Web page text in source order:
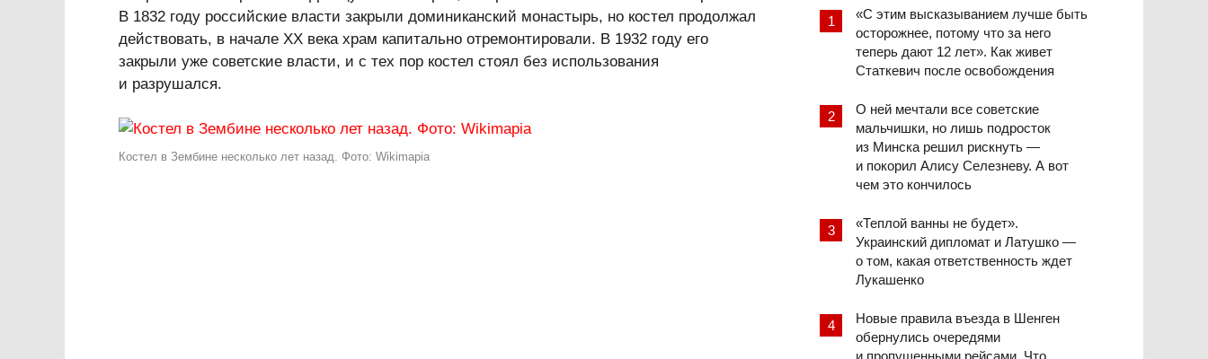
«С этим высказыванием лучше быть
осторожнее, потому что за него
теперь дают 12 лет». Как живет
Статкевич после освобождения
О ней мечтали все советские
мальчишки, но лишь подросток
из Минска решил рискнуть —
и покорил Алису Селезневу. А вот
чем это кончилось
«Теплой ванны не будет».
Украинский дипломат и Латушко —
о том, какая ответственность ждет
Лукашенко
Новые правила въезда в Шенген
обернулись очередями
и пропущенными рейсами. Что
В 1832 году российские власти закрыли доминиканский монастырь, но костел продолжал
действовать, в начале ХХ века храм капитально отремонтировали. В 1932 году его
закрыли уже советские власти, и с тех пор костел стоял без использования
и разрушался.
Костел в Зембине несколько лет назад. Фото: Wikimapia